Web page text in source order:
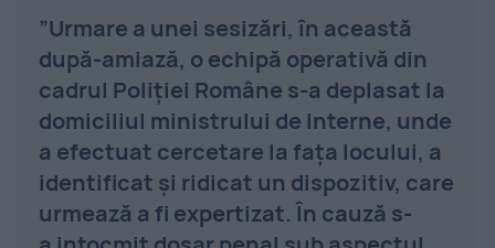
”Urmare a unei sesizări, în această
după-amiază, o echipă operativă din
cadrul Poliţiei Române s-a deplasat la
domiciliul ministrului de Interne, unde
a efectuat cercetare la faţa locului, a
identificat şi ridicat un dispozitiv, care
urmează a fi expertizat. În cauză s-